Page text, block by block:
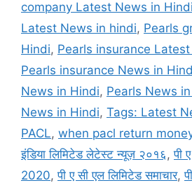
company Latest News in Hindi
Latest News in hindi, Pearls
Hindi, Pearls insurance
Pearls insurance News in
News in Hindi, Pearls News
News in Hindi, Tags: Latest
PACL, when pacl return
इंडिया लिमिटेड लेटेस्ट न्यूज़ २०१६ ,पी
2020,पी ए सी एल लिमिटेड समाचार,